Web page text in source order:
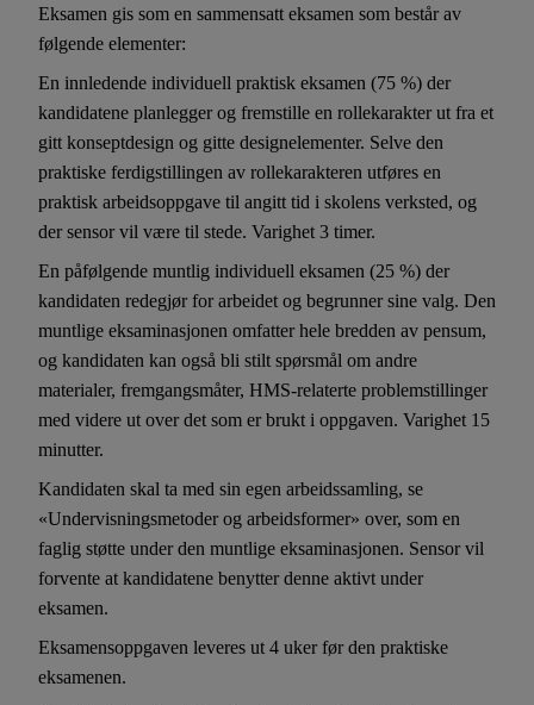
Eksamen gis som en sammensatt eksamen som består av
følgende elementer:
En innledende individuell praktisk eksamen (75 %) der
kandidatene planlegger og fremstille en rollekarakter ut fra et
gitt konseptdesign og gitte designelementer. Selve den
praktiske ferdigstillingen av rollekarakteren utføres en
praktisk arbeidsoppgave til angitt tid i skolens verksted, og
der sensor vil være til stede. Varighet 3 timer.
En påfølgende muntlig individuell eksamen (25 %) der
kandidaten redegjør for arbeidet og begrunner sine valg. Den
muntlige eksaminasjonen omfatter hele bredden av pensum,
og kandidaten kan også bli stilt spørsmål om andre
materialer, fremgangsmåter, HMS-relaterte problemstillinger
med videre ut over det som er brukt i oppgaven. Varighet 15
minutter.
Kandidaten skal ta med sin egen arbeidssamling, se
«Undervisningsmetoder og arbeidsformer» over, som en
faglig støtte under den muntlige eksaminasjonen. Sensor vil
forvente at kandidatene benytter denne aktivt under
eksamen.
Eksamensoppgaven leveres ut 4 uker før den praktiske
eksamenen.